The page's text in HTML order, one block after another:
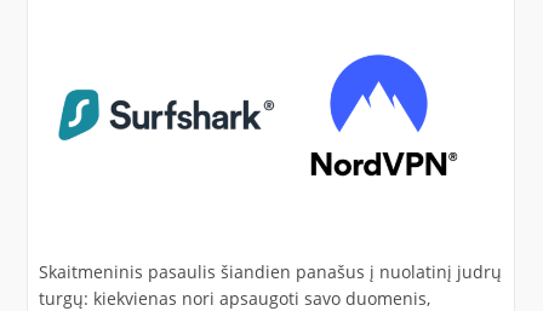
Skaitmeninis pasaulis šiandien panašus į nuolatinį judrų
turgų: kiekvienas nori apsaugoti savo duomenis,